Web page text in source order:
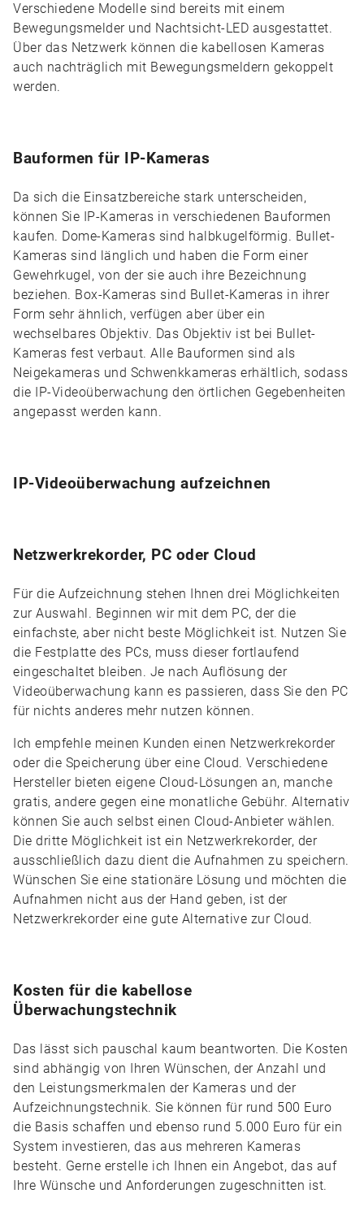
Verschiedene Modelle sind bereits mit einem
Bewegungsmelder und Nachtsicht-LED ausgestattet.
Über das Netzwerk können die kabellosen Kameras
auch nachträglich mit Bewegungsmeldern gekoppelt
werden.
Bauformen für IP-Kameras
Da sich die Einsatzbereiche stark unterscheiden,
können Sie IP-Kameras in verschiedenen Bauformen
kaufen. Dome-Kameras sind halbkugelförmig. Bullet-
Kameras sind länglich und haben die Form einer
Gewehrkugel, von der sie auch ihre Bezeichnung
beziehen. Box-Kameras sind Bullet-Kameras in ihrer
Form sehr ähnlich, verfügen aber über ein
wechselbares Objektiv. Das Objektiv ist bei Bullet-
Kameras fest verbaut. Alle Bauformen sind als
Neigekameras und Schwenkkameras erhältlich, sodass
die IP-Videoüberwachung den örtlichen Gegebenheiten
angepasst werden kann.
IP-Videoüberwachung aufzeichnen
Netzwerkrekorder, PC oder Cloud
Für die Aufzeichnung stehen Ihnen drei Möglichkeiten
zur Auswahl. Beginnen wir mit dem PC, der die
einfachste, aber nicht beste Möglichkeit ist. Nutzen Sie
die Festplatte des PCs, muss dieser fortlaufend
eingeschaltet bleiben. Je nach Auflösung der
Videoüberwachung kann es passieren, dass Sie den PC
für nichts anderes mehr nutzen können.
Ich empfehle meinen Kunden einen Netzwerkrekorder
oder die Speicherung über eine Cloud. Verschiedene
Hersteller bieten eigene Cloud-Lösungen an, manche
gratis, andere gegen eine monatliche Gebühr. Alternativ
können Sie auch selbst einen Cloud-Anbieter wählen.
Die dritte Möglichkeit ist ein Netzwerkrekorder, der
ausschließlich dazu dient die Aufnahmen zu speichern.
Wünschen Sie eine stationäre Lösung und möchten die
Aufnahmen nicht aus der Hand geben, ist der
Netzwerkrekorder eine gute Alternative zur Cloud.
Kosten für die kabellose
Überwachungstechnik
Das lässt sich pauschal kaum beantworten. Die Kosten
sind abhängig von Ihren Wünschen, der Anzahl und
den Leistungsmerkmalen der Kameras und der
Aufzeichnungstechnik. Sie können für rund 500 Euro
die Basis schaffen und ebenso rund 5.000 Euro für ein
System investieren, das aus mehreren Kameras
besteht. Gerne erstelle ich Ihnen ein Angebot, das auf
Ihre Wünsche und Anforderungen zugeschnitten ist.